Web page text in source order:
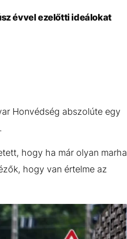
évvel ezelőtti ideálokat
Honvédség abszolúte egy
hogy ha már olyan marha
hogy van értelme az